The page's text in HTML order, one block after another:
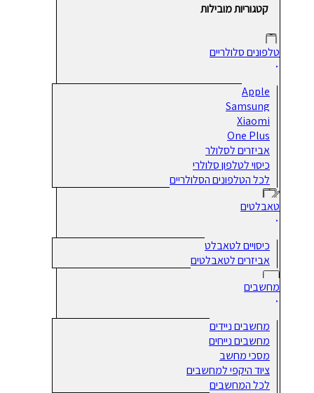
קטגוריות מובילות
טלפונים סלולריים
Apple
Samsung
Xiaomi
One Plus
אביזרים לסלולר
כיסוי לטלפון סלולרי
לכל הטלפונים הסלולריים
טאבלטים
כיסויים לטאבלט
אביזרים לטאבלטים
מחשבים
מחשבים ניידים
מחשבים נייחים
מסכי מחשב
ציוד היקפי למחשבים
לכל המחשבים